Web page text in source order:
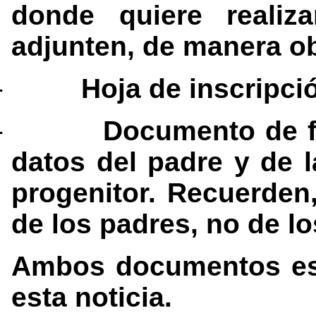
donde quiere
adjunten, de manera
Hoja de
Documento de
datos del padre y de
progenitor.
de los padres, no de
Ambos documentos
esta noticia.